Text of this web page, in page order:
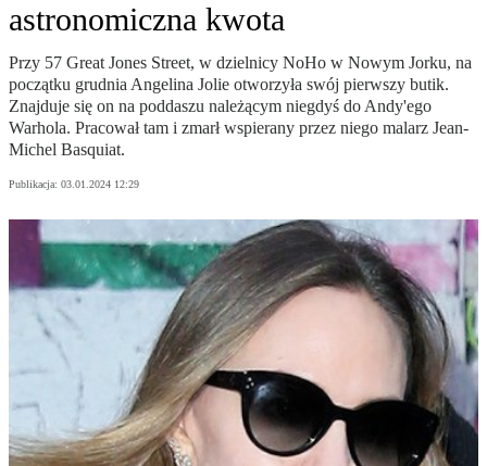
astronomiczna kwota
Przy 57 Great Jones Street, w dzielnicy NoHo w Nowym Jorku, na
początku grudnia Angelina Jolie otworzyła swój pierwszy butik.
Znajduje się on na poddaszu należącym niegdyś do Andy'ego
Warhola. Pracował tam i zmarł wspierany przez niego malarz Jean-
Michel Basquiat.
Publikacja: 03.01.2024 12:29